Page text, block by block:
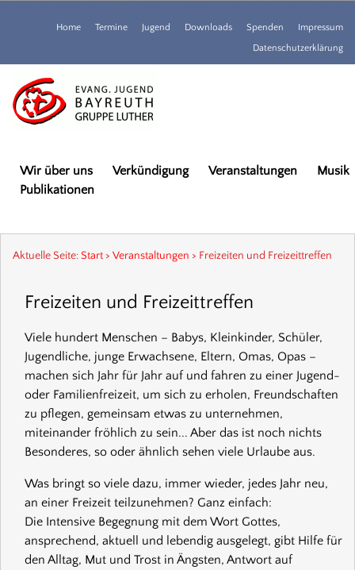
Home Termine Jugend Downloads Spenden
Impressum
Datenschutzerklärung
Wir über uns Verkündigung Veranstaltungen
Musik
Publikationen
Aktuelle Seite:Start > Veranstaltungen > Freizeiten und Freizeittreffen
Freizeiten und Freizeittreffen
Viele hundert Menschen – Babys, Kleinkinder, Schüler,
Jugendliche, junge Erwachsene, Eltern, Omas, Opas –
machen sich Jahr für Jahr auf und fahren zu einer Jugend-
oder Familienfreizeit, um sich zu erholen, Freundschaften
zu pflegen, gemeinsam etwas zu unternehmen,
miteinander fröhlich zu sein... Aber das ist noch nichts
Besonderes, so oder ähnlich sehen viele Urlaube aus.
Was bringt so viele dazu, immer wieder, jedes Jahr neu,
an einer Freizeit teilzunehmen? Ganz einfach:
Die Intensive Begegnung mit dem Wort Gottes,
ansprechend, aktuell und lebendig ausgelegt, gibt Hilfe für
den Alltag, Mut und Trost in Ängsten, Antwort auf